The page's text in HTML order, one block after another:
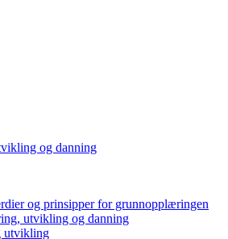
og danning
og prinsipper for grunnopplæringen
utvikling og danning
utvikling